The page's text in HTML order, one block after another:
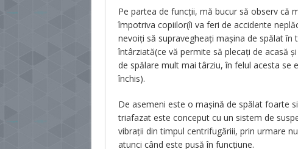
Pe partea de funcții, mă bucur să observ că
împotriva copiilor(îi va feri de accidente
nevoiți să supravegheați mașina de spălat
întârziată(ce vă permite să plecați de acasă
de spălare mult mai târziu, în felul acesta se
închis).
De asemeni este o mașină de spălat foarte
triafazat este conceput cu un sistem de
vibrații din timpul centrifugăriii, prin urmare
atunci când este pusă în funcțiune.